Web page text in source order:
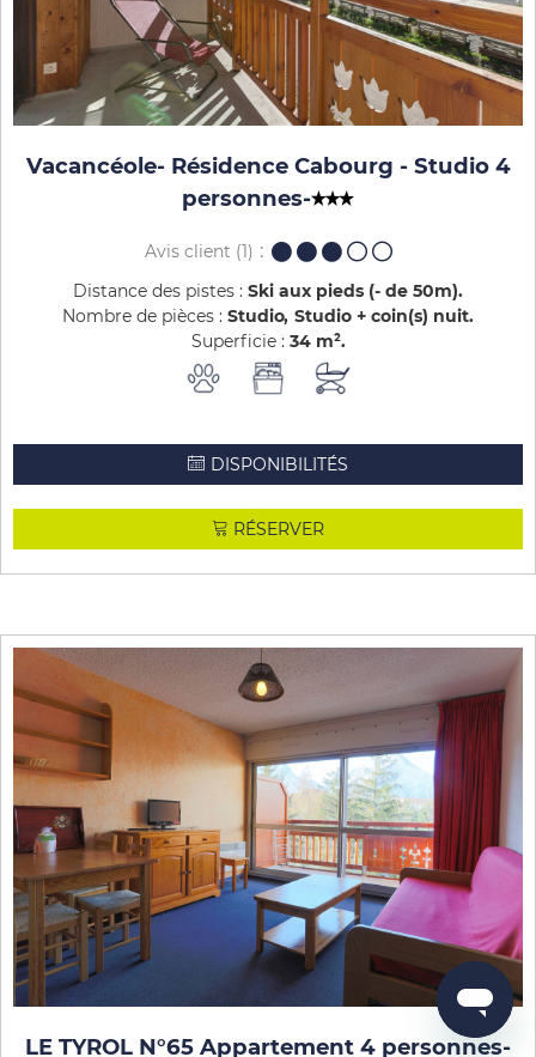
Vacancéole- Résidence Cabourg - Studio 4
personnes-
Avis client (1)
Distance des pistes : Ski aux pieds (- de 50m)
Nombre de pièces : Studio Studio + coin(s) nuit
Superficie : 34 m²
DISPONIBILITÉS
RÉSERVER
LE TYROL N°65 Appartement 4 personnes-